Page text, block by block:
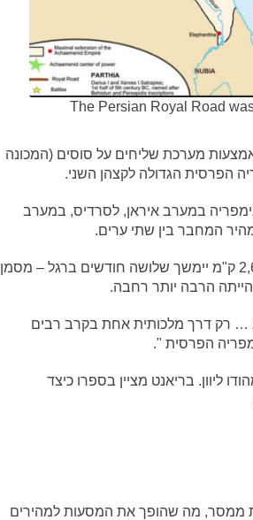
The Persian Royal Road
הצליחו להעביר באמצעות מערכת שליחים על סוסים (המכונה
הפרסית הגדולה לקצהן השני.
במערב איראן, לסרדיס, במערב
המחבר בין שתי ערים.
בהיסטוריה, ההיסטוריון היווני הרודוטוס – שהעריך שהמרחק של כ -2,600 ק"מ יימשך שלושה חודשים ברגל – מסמן
הרבה יותר רחבה.
… רק דרך מלכותית אחת בקרב רבים
הפרסית ".
ליוון. בריאנט מציין בספרו כיצד
ממסר, מה שהופך את המסעות למהירים